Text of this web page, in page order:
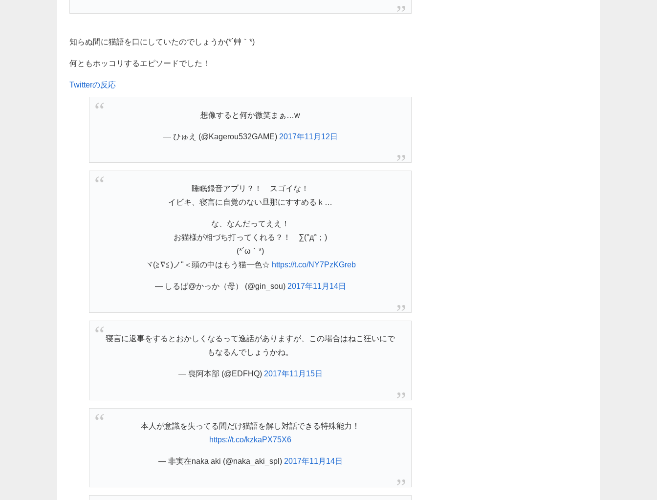
知らぬ間に猫語を口にしていたのでしょうか(*´艸｀*)
何ともホッコリするエピソードでした！
Twitterの反応
想像すると何か微笑まぁ…w
— ひゅえ (@Kagerou532GAME) 2017年11月12日
睡眠録音アプリ？！ スゴイな！
イビキ、寝言に自覚のない旦那にすすめるｋ…
な、なんだってええ！
お猫様が相づち打ってくれる？！ ∑(°д°；)
(*´ω｀*)
ヾ(≧∇≦)ノ"＜頭の中はもう猫一色☆ https://t.co/NY7PzKGreb
— しるば@かっか（母） (@gin_sou) 2017年11月14日
寝言に返事をするとおかしくなるって逸話がありますが、この場合はねこ狂いにで
もなるんでしょうかね。
— 喪阿本部 (@EDFHQ) 2017年11月15日
本人が意識を失ってる間だけ猫語を解し対話できる特殊能力！
https://t.co/kzkaPX75X6
— 非実在naka aki (@naka_aki_spl) 2017年11月14日